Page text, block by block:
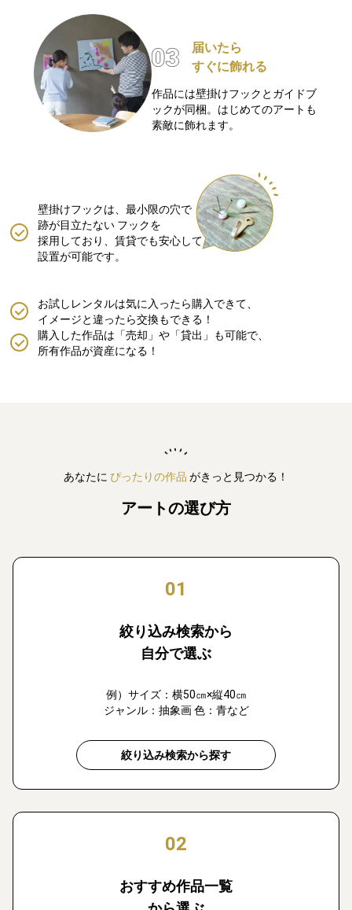
届いたら
すぐに飾れる
作品には壁掛けフックとガイドブ
ックが同梱。はじめてのアートも
素敵に飾れます。
壁掛けフックは、最小限の穴で
跡が目立たない フックを
採用しており、賃貸でも安心して
設置が可能です。
購入した作品は「売却」や「貸出」も可能で、
所有作品が資産になる！
お試しレンタルは気に入ったら購入できて、
イメージと違ったら交換もできる！
あなたに ぴったりの作品 がきっと見つかる！
アートの選び方
01
絞り込み検索から
自分で選ぶ
例）サイズ：横50㎝×縦40㎝
ジャンル：抽象画 色：青など
絞り込み検索から探す
02
おすすめ作品一覧